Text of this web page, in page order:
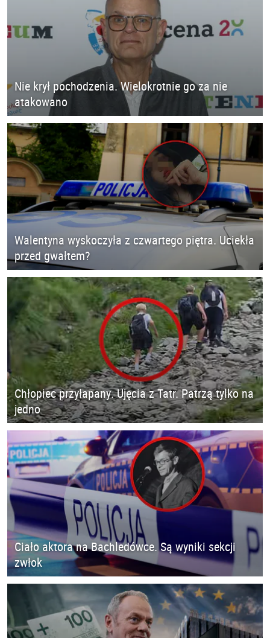
Nie krył pochodzenia. Wielokrotnie go za nie
atakowano
Walentyna wyskoczyła z czwartego piętra. Uciekła
przed gwałtem?
Chłopiec przyłapany. Ujęcia z Tatr. Patrzą tylko na
jedno
Ciało aktora na Bachledówce. Są wyniki sekcji
zwłok